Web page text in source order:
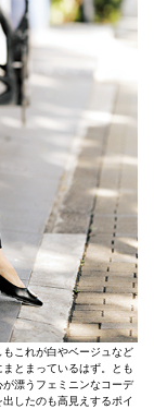
これが白やベージュなど
とまっているはず。とも
漂うフェミニンなコーデ
したのも高見えするポイ